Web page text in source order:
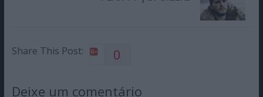
Share This Post: 0
Deixe um comentário